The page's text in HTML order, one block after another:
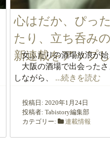
心はだか、ぴっ
たり、立ち呑み
新連載をアップ
女ふたりの酒場放浪が始
大阪の酒場で出会ったさ
しながら、 ...続きを読む
投稿日: 2020年1月24日
投稿者: Tabistory編集部
カテゴリー:
連載情報